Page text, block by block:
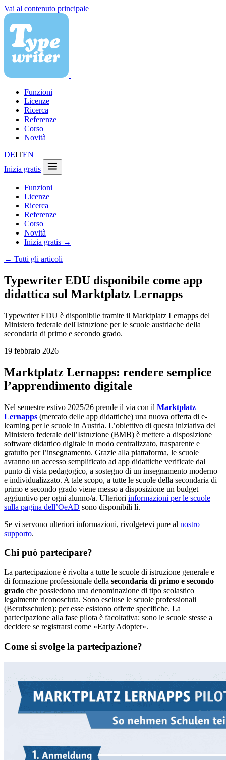
Vai al contenuto principale
Funzioni
Licenze
Ricerca
Referenze
Corso
Novità
DEITEN
Inizia gratis
Funzioni
Licenze
Ricerca
Referenze
Corso
Novità
Inizia gratis →
← Tutti gli articoli
Typewriter EDU disponibile come app
didattica sul Marktplatz Lernapps
Typewriter EDU è disponibile tramite il Marktplatz Lernapps del
Ministero federale dell'Istruzione per le scuole austriache della
secondaria di primo e secondo grado.
19 febbraio 2026
Marktplatz Lernapps: rendere semplice
l’apprendimento digitale
Nel semestre estivo 2025/26 prende il via con il Marktplatz
Lernapps (mercato delle app didattiche) una nuova offerta di e-
learning per le scuole in Austria. L’obiettivo di questa iniziativa del
Ministero federale dell’Istruzione (BMB) è mettere a disposizione
software didattico digitale in modo centralizzato, trasparente e
gratuito per l’insegnamento. Grazie alla piattaforma, le scuole
avranno un accesso semplificato ad app didattiche verificate dal
punto di vista pedagogico, a sostegno di un insegnamento moderno
e individualizzato. A tale scopo, a tutte le scuole della secondaria di
primo e secondo grado viene messo a disposizione un budget
aggiuntivo per ogni alunno/a. Ulteriori informazioni per le scuole
sulla pagina dell’OeAD sono disponibili lì.
Se vi servono ulteriori informazioni, rivolgetevi pure al nostro
supporto.
Chi può partecipare?
La partecipazione è rivolta a tutte le scuole di istruzione generale e
di formazione professionale della secondaria di primo e secondo
grado che possiedono una denominazione di tipo scolastico
legalmente riconosciuta. Sono escluse le scuole professionali
(Berufsschulen): per esse esistono offerte specifiche. La
partecipazione alla fase pilota è facoltativa: sono le scuole stesse a
decidere se registrarsi come «Early Adopter».
Come si svolge la partecipazione?